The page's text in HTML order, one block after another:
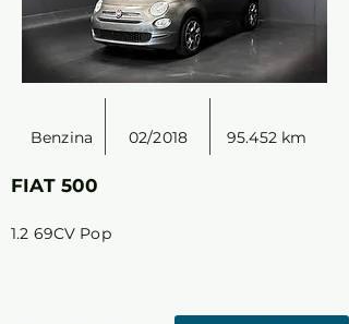
Benzina 02/2018 95.452 km
FIAT 500
1.2 69CV Pop